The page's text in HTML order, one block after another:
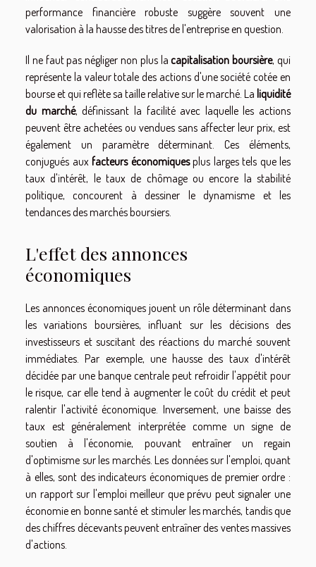
performance financière robuste suggère souvent une
valorisation à la hausse des titres de l'entreprise en question.
Il ne faut pas négliger non plus lacapitalisation boursière, qui
représente la valeur totale des actions d'une société cotée en
bourse et qui reflète sa taille relative sur le marché. La liquidité
du marché, définissant la facilité avec laquelle les actions
peuvent être achetées ou vendues sans affecter leur prix, est
également un paramètre déterminant. Ces éléments,
conjugués aux facteurs économiquesplus larges tels que les
taux d'intérêt, le taux de chômage ou encore la stabilité
politique, concourent à dessiner le dynamisme et les
tendances des marchés boursiers.
L'effet des annonces
économiques
Les annonces économiques jouent un rôle déterminant dans
les variations boursières, influant sur les décisions des
investisseurs et suscitant des réactions du marché souvent
immédiates. Par exemple, une hausse des taux d'intérêt
décidée par une banque centrale peut refroidir l'appétit pour
le risque, car elle tend à augmenter le coût du crédit et peut
ralentir l'activité économique. Inversement, une baisse des
taux est généralement interprétée comme un signe de
soutien à l'économie, pouvant entraîner un regain
d'optimisme sur les marchés. Les données sur l'emploi, quant
à elles, sont des indicateurs économiques de premier ordre :
un rapport sur l'emploi meilleur que prévu peut signaler une
économie en bonne santé et stimuler les marchés, tandis que
des chiffres décevants peuvent entraîner des ventes massives
d'actions.